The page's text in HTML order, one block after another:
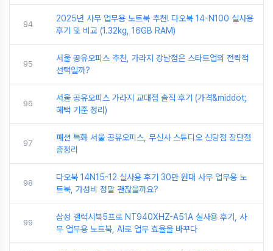
94
2025년 사무 업무용 노트북 추천! 다오북 14-N100 실사용
후기 및 비교 (1.32kg, 16GB RAM)
95
서울 공유오피스 추천, 가라지 강남점은 스타트업의 전략적
선택일까?
96
서울 공유오피스 가라지 교대점 솔직 후기 (가격&middot;
혜택 기준 정리)
97
패션 특화 서울 공유오피스, 무신사 스튜디오 신당점 장단점
총정리
98
다오북 14N15-12 실사용 후기 30만 원대 사무 업무용 노
트북, 가성비 정말 괜찮을까요?
99
삼성 갤럭시북5프로 NT940XHZ-A51A 실사용 후기, 사
무 업무용 노트북, AI로 업무 효율을 바꾸다